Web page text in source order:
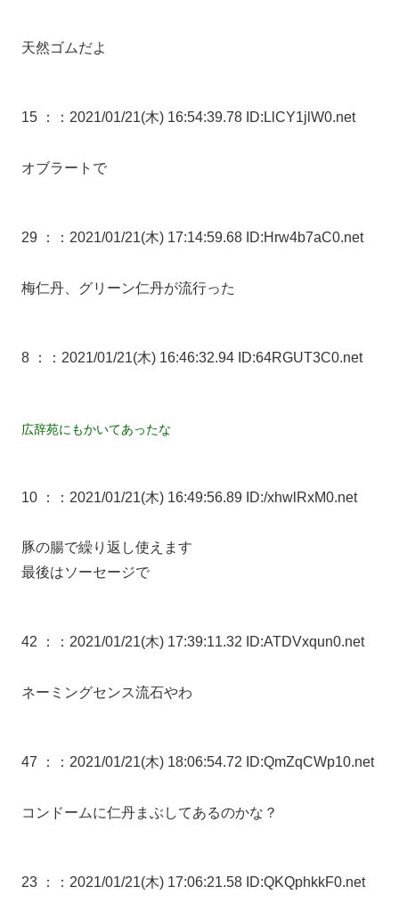
天然ゴムだよ
15 ： ：2021/01/21(木) 16:54:39.78 ID:LlCY1jlW0.net
オブラートで
29 ： ：2021/01/21(木) 17:14:59.68 ID:Hrw4b7aC0.net
梅仁丹、グリーン仁丹が流行った
8 ： ：2021/01/21(木) 16:46:32.94 ID:64RGUT3C0.net
広辞苑にもかいてあったな
10 ： ：2021/01/21(木) 16:49:56.89 ID:/xhwlRxM0.net
豚の腸で繰り返し使えます
最後はソーセージで
42 ： ：2021/01/21(木) 17:39:11.32 ID:ATDVxqun0.net
ネーミングセンス流石やわ
47 ： ：2021/01/21(木) 18:06:54.72 ID:QmZqCWp10.net
コンドームに仁丹まぶしてあるのかな？
23 ： ：2021/01/21(木) 17:06:21.58 ID:QKQphkkF0.net